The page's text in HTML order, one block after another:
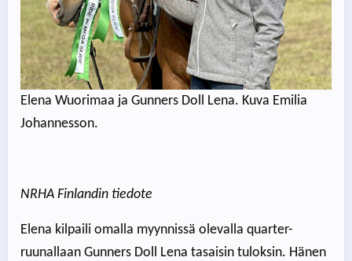
Elena Wuorimaa ja Gunners Doll Lena. Kuva Emilia
Johannesson.
NRHA Finlandin tiedote
Elena kilpaili omalla myynnissä olevalla quarter-
ruunallaan Gunners Doll Lena tasaisin tuloksin. Hänen